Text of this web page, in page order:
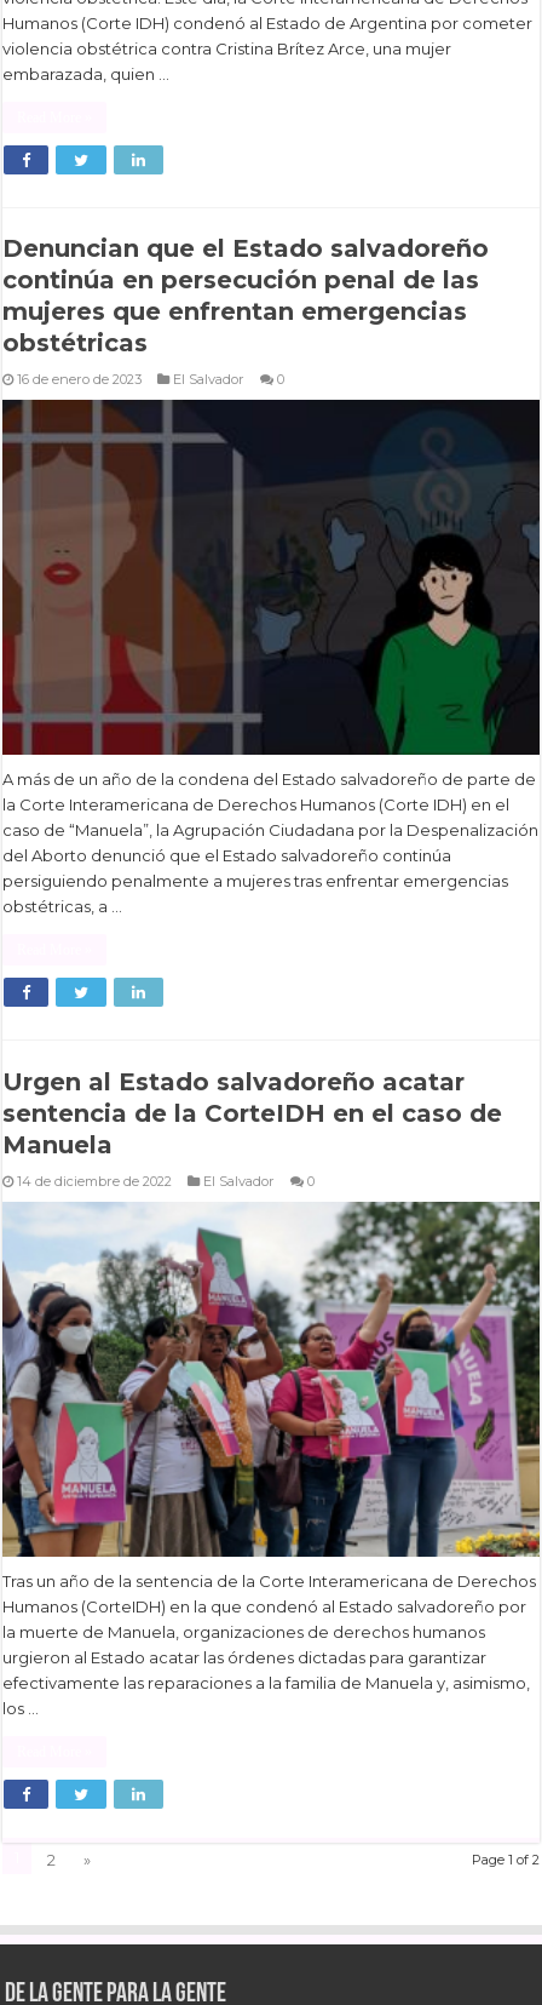
Humanos (Corte IDH) condenó al Estado de Argentina por cometer
violencia obstétrica contra Cristina Brítez Arce, una mujer
embarazada, quien …
Denuncian que el Estado salvadoreño
continúa en persecución penal de las
mujeres que enfrentan emergencias
obstétricas
16 de enero de 2023 El Salvador 0
A más de un año de la condena del Estado salvadoreño de parte de
la Corte Interamericana de Derechos Humanos (Corte IDH) en el
caso de “Manuela”, la Agrupación Ciudadana por la Despenalización
del Aborto denunció que el Estado salvadoreño continúa
persiguiendo penalmente a mujeres tras enfrentar emergencias
obstétricas, a …
Urgen al Estado salvadoreño acatar
sentencia de la CorteIDH en el caso de
Manuela
14 de diciembre de 2022 El Salvador 0
Tras un año de la sentencia de la Corte Interamericana de Derechos
Humanos (CorteIDH) en la que condenó al Estado salvadoreño por
la muerte de Manuela, organizaciones de derechos humanos
urgieron al Estado acatar las órdenes dictadas para garantizar
efectivamente las reparaciones a la familia de Manuela y, asimismo,
los …
Page 1 of 2
2 »
De la gente para la gente